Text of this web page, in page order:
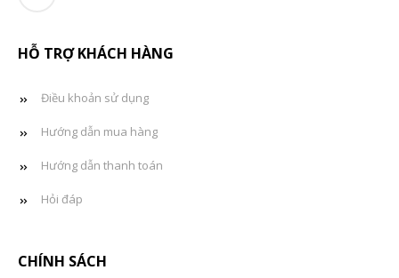
HỖ TRỢ KHÁCH HÀNG
Điều khoản sử dụng
Hướng dẫn mua hàng
Hướng dẫn thanh toán
Hỏi đáp
CHÍNH SÁCH